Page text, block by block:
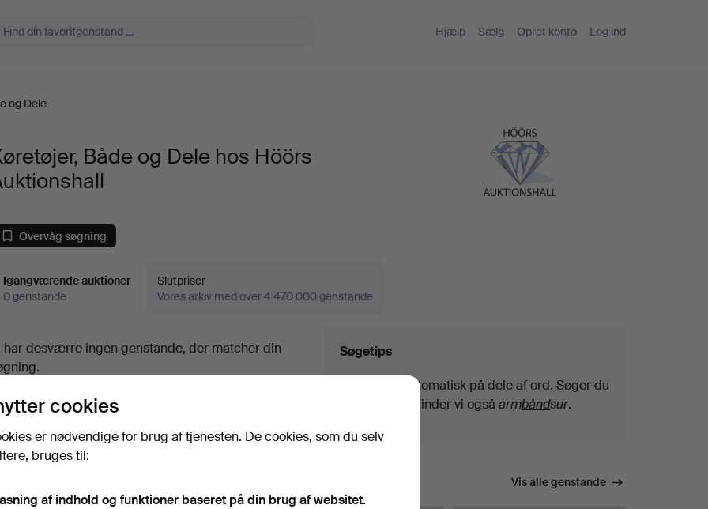
Hjælp Sælg Opret konto Log ind
og Dele
Både og Dele hos Höörs
Overvåg søgning
Igangværende auktioner
0 genstande
Slutpriser
Vores arkiv med over 4 470 000 genstande
har desværre ingen genstande, der matcher din
på“Overvåg søgning”
mail, så snart vi får den.
Søgetips
Vi søger automatisk på dele af ord. Søger du
, finder vi ogsåarmbåndsur.
der matcher din søgning Vis alle genstande
cookies
er nødvendige for brug af tjenesten. De cookies, som du selv
bruges til:
af indhold og funktioner baseret på din brug af websitet.